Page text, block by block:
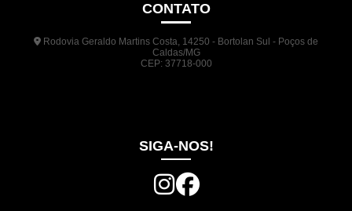
CONTATO
Rodovia Geraldo Martins Costa, 14250 - Bortolan Sul - Poços de
Caldas/MG
CEP: 37718-000
SIGA-NOS!